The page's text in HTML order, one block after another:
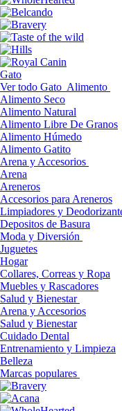
Gato
Ver todo Gato Alimento
Alimento Seco
Alimento Natural
Alimento Libre De Granos
Alimento Húmedo
Alimento Gatito
Arena y Accesorios
Arena
Areneros
Accesorios para Areneros
Limpiadores y
Depositos de Basura
Moda y Diversión
Juguetes
Hogar
Collares, Correas y Ropa
Muebles y Rascadores
Salud y Bienestar
Arena y Accesorios
Salud y Bienestar
Cuidado Dental
Entrenamiento y Limpieza
Belleza
Marcas populares